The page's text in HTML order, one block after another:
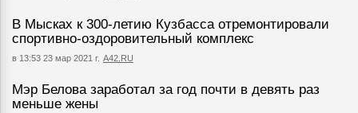
В Мысках к 300-летию Кузбасса отремонтировали
спортивно-оздоровительный комплекс
в 13:53 23 мар 2021 г. А42.RU
Мэр Белова заработал за год почти в девять раз
меньше жены